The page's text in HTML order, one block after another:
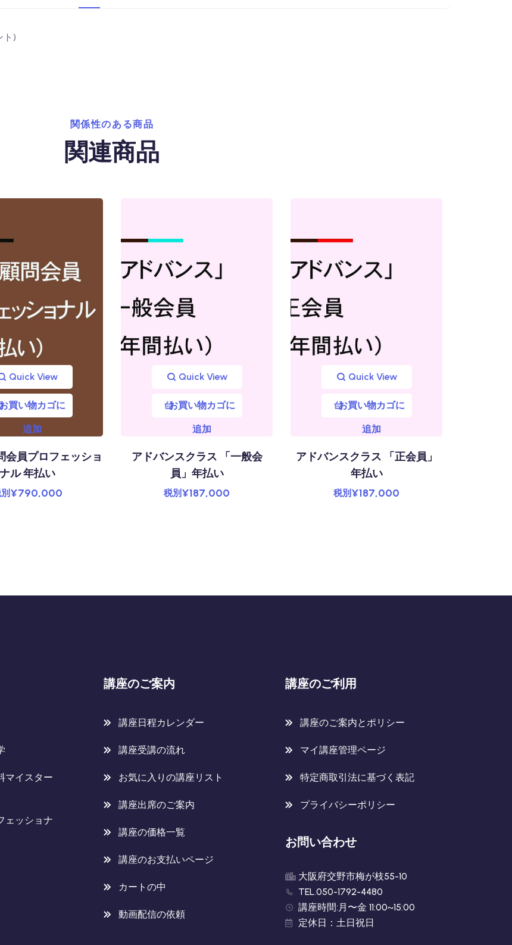
ト)
関係性のある商品
関連商品
Quick View
買い物カゴに
追加
会員プロフェッショ
ナル 年払い
¥790,000
Quick View
お買い物カゴに
追加
アドバンスクラス 「一般会
員」年払い
¥187,000
税別
Quick View
お買い物カゴに
追加
アドバンスクラス 「正会員」
年払い
¥187,000
税別
マイスター
ェッショナ
講座のご案内
講座日程カレンダー
講座受講の流れ
お気に入りの講座リスト
講座出席のご案内
講座の価格一覧
講座のお支払いページ
カートの中
動画配信の依頼
講座のご利用
講座のご案内とポリシー
マイ講座管理ページ
特定商取引法に基づく表記
プライバシーポリシー
お問い合わせ
大阪府交野市梅が枝55-10
TEL.050-1792-4480
講座時間:月〜金 11:00~15:00
定休日：土日祝日